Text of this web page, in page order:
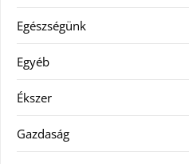
Egészségünk
Egyéb
Ékszer
Gazdaság